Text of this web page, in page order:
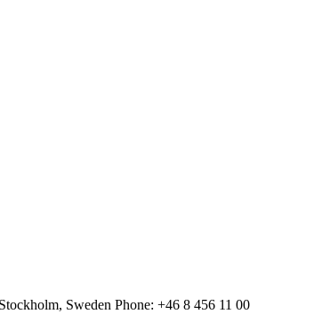
Sweden Phone: +46 8 456 11 00